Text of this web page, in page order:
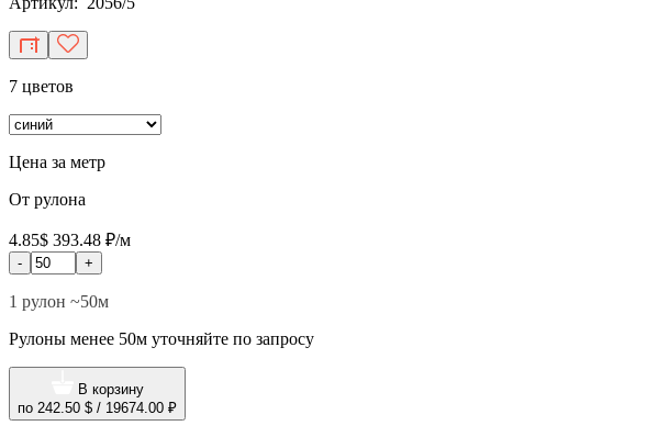
7 цветов
Цена за метр
От рулона
4.85$ 393.48 ₽/м
- +
1 рулон ~50м
Рулоны менее 50м уточняйте по запросу
В корзину
по 242.50 $ / 19674.00 ₽